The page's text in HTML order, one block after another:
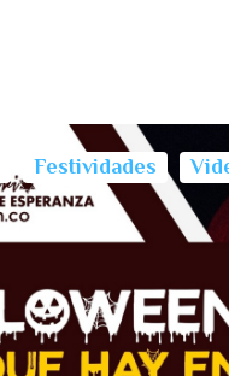
Festividades